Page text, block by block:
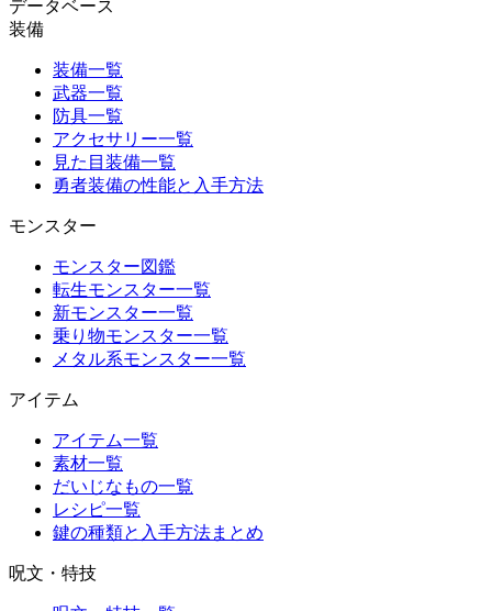
データベース
装備
装備一覧
武器一覧
防具一覧
アクセサリー一覧
見た目装備一覧
勇者装備の性能と入手方法
モンスター
モンスター図鑑
転生モンスター一覧
新モンスター一覧
乗り物モンスター一覧
メタル系モンスター一覧
アイテム
アイテム一覧
素材一覧
だいじなもの一覧
レシピ一覧
鍵の種類と入手方法まとめ
呪文・特技